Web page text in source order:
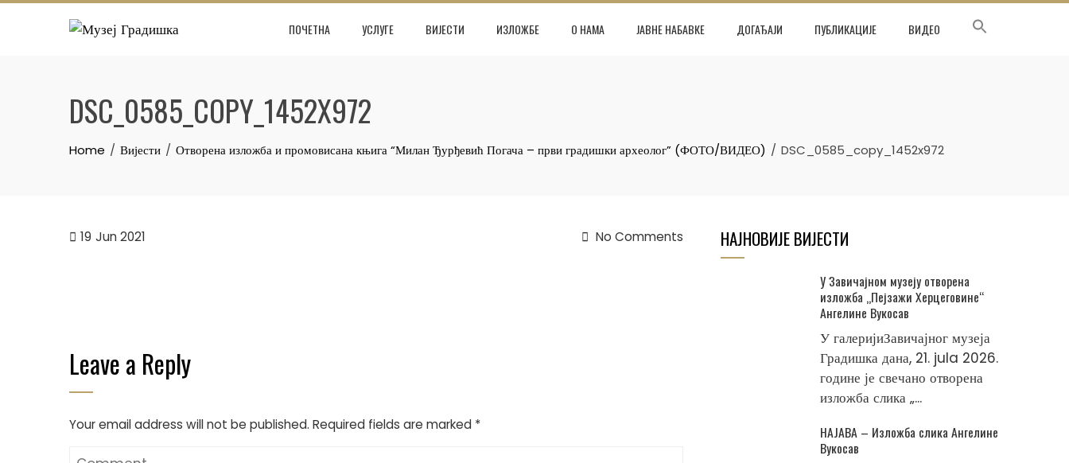
Skip
ПОЧЕТНА УСЛУГЕ ВИЈЕСТИ ИЗЛОЖБЕ О НАМА ЈАВНЕ НАБАВКЕ ДОГАЂАЈИ ПУБЛИКАЦИЈЕ ВИДЕО
DSC_0585_COPY_1452X972
Home Вијести Отворена изложба и промовисана књига “Милан Ђурђевић Погача – први градишки археолог” (ФОТО/ВИДЕО) DSC_0585_copy_1452x972
19 Jun 2021 No Comments
Leave a Reply
Your email address will not be published. Required fields are marked *
НАЈНОВИЈЕ ВИЈЕСТИ
У Завичајном музеју отворена
изложба „Пејзажи Херцеговине“
Ангелине Вукосав
У галеријиЗавичајног музеја
Градишка дана, 21. jula 2026.
године је свечано отворена
изложба слика „...
НАЈАВА – Изложба слика Ангелине
Вукосав